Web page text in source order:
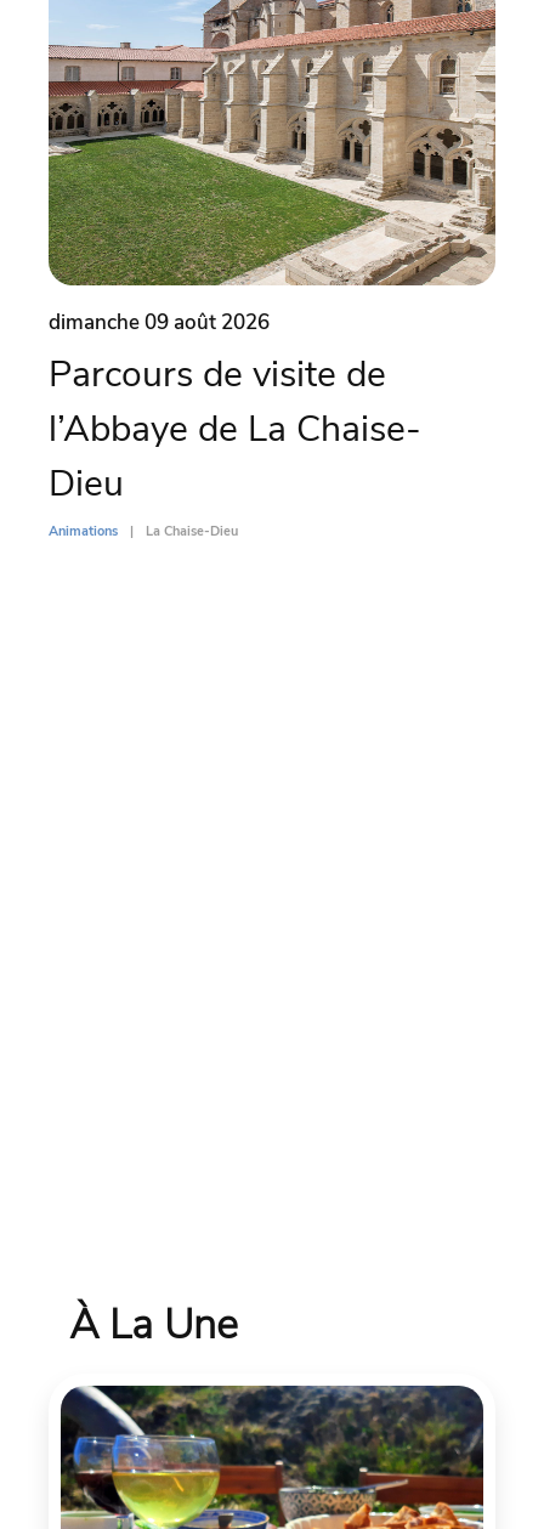
dimanche 09 août 2026
Parcours de visite de
l’Abbaye de La Chaise-
Dieu
Animations La Chaise-Dieu
À La Une